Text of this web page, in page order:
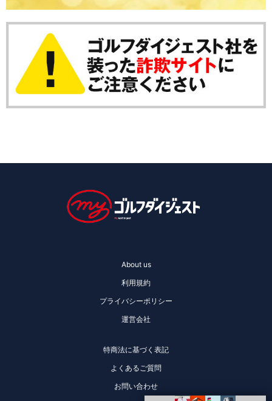
About us
利用規約
プライバシーポリシー
運営会社
特商法に基づく表記
よくあるご質問
お問い合わせ